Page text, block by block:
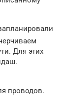
Для этих
проводов.